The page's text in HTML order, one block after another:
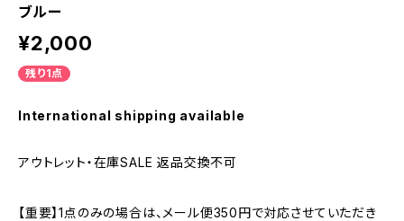
ブルー
¥2,000
残り1点
International shipping available
アウトレット・在庫SALE 返品交換不可
【重要】1点のみの場合は、メール便350円で対応させていただき